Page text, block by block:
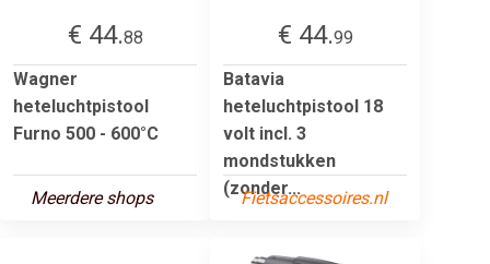
€ 44.88
Wagner
heteluchtpistool
Furno 500 - 600°C
Meerdere shops
€ 44.99
Batavia
heteluchtpistool 18
volt incl. 3
mondstukken
(zonder...
Fietsaccessoires.nl